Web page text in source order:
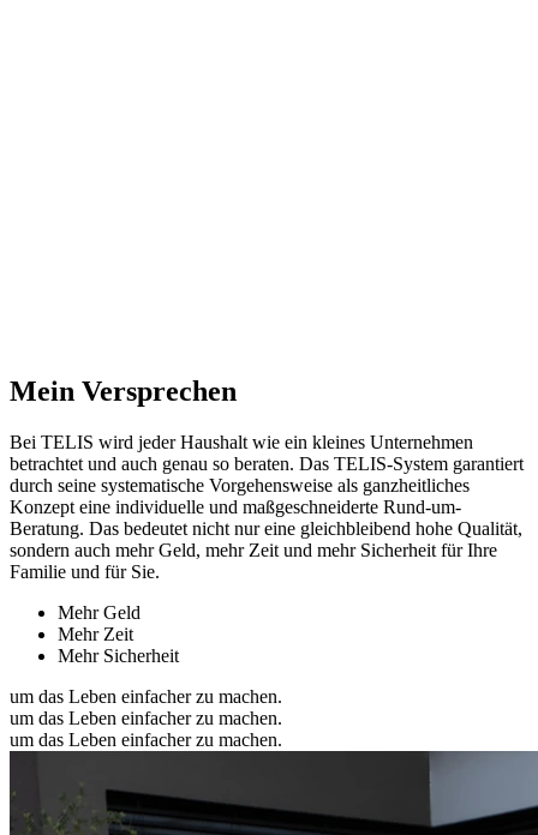
Mein Versprechen
Bei TELIS wird jeder Haushalt wie ein kleines Unternehmen
betrachtet und auch genau so beraten. Das TELIS-System garantiert
durch seine systematische Vorgehensweise als ganzheitliches
Konzept eine individuelle und maßgeschneiderte Rund-um-
Beratung. Das bedeutet nicht nur eine gleichbleibend hohe Qualität,
sondern auch mehr Geld, mehr Zeit und mehr Sicherheit für Ihre
Familie und für Sie.
Mehr Geld
Mehr Zeit
Mehr Sicherheit
um das Leben einfacher zu machen.
um das Leben einfacher zu machen.
um das Leben einfacher zu machen.